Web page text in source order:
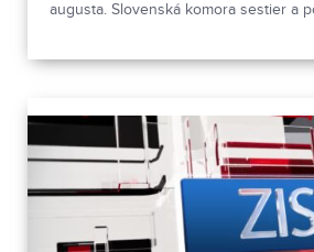
augusta. Slovenská komora sestier a